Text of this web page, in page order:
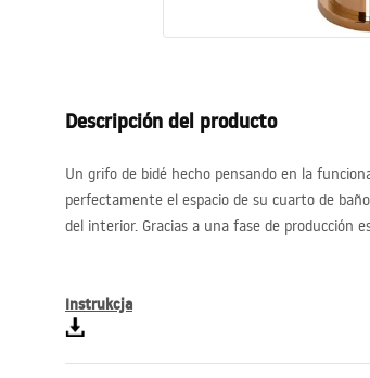
Descripción del producto
Un grifo de bidé hecho pensando en la
perfectamente el espacio de su cuarto de
del interior. Gracias a una fase de producción
Instrukcja